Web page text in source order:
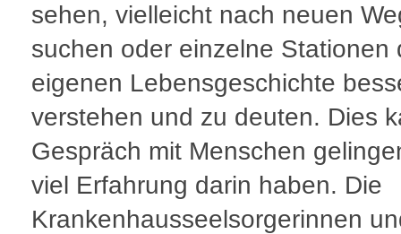
sehen, vielleicht nach neuen
suchen oder einzelne Stationen
eigenen Lebensgeschichte
verstehen und zu deuten. Dies
Gespräch mit Menschen
viel Erfahrung darin haben. Die
Krankenhausseelsorgerinnen